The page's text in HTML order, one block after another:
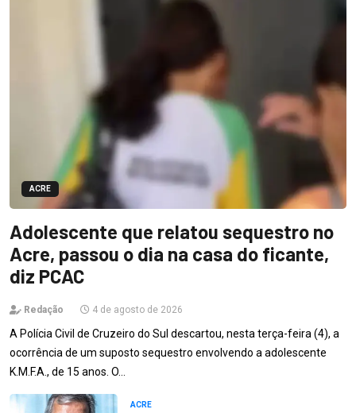
ACRE
Adolescente que relatou sequestro no
Acre, passou o dia na casa do ficante,
diz PCAC
Redação 4 de agosto de 2026
A Polícia Civil de Cruzeiro do Sul descartou, nesta terça-feira (4), a
ocorrência de um suposto sequestro envolvendo a adolescente
K.M.F.A., de 15 anos. O…
ACRE